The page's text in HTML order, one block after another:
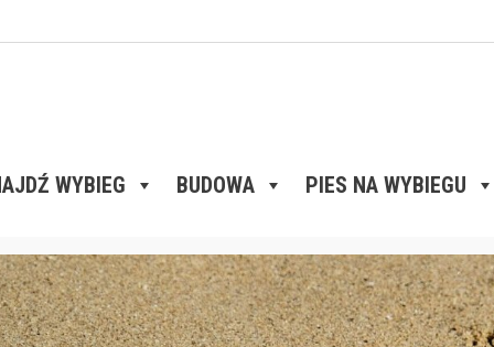
WYBIEG BUDOWA PIES NA WYBIEGU